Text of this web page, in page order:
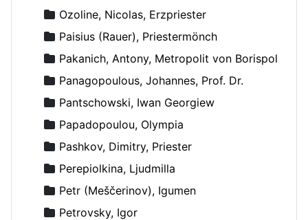
Ozoline, Nicolas, Erzpriester
Paisius (Rauer), Priestermönch
Pakanich, Antony, Metropolit von Borispol
Panagopoulous, Johannes, Prof. Dr.
Pantschowski, Iwan Georgiew
Papadopoulou, Olympia
Pashkov, Dimitry, Priester
Perepiolkina, Ljudmilla
Petr (Meščerinov), Igumen
Petrovsky, Igor